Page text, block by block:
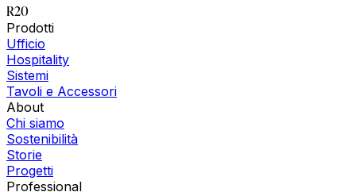
R20
Prodotti
Ufficio
Hospitality
Sistemi
Tavoli e Accessori
About
Chi siamo
Sostenibilità
Storie
Progetti
Professional